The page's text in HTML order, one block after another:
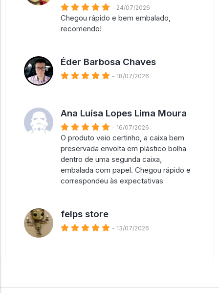
- 24/07/2026
Chegou rápido e bem embalado,
recomendo!
Éder Barbosa Chaves
- 18/07/2026
Ana Luísa Lopes Lima Moura
- 16/07/2026
O produto veio certinho, a caixa bem
preservada envolta em plástico bolha
dentro de uma segunda caixa,
embalada com papel. Chegou rápido e
correspondeu às expectativas
felps store
- 13/07/2026